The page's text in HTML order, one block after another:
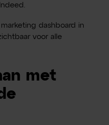
dashboard in
voor alle
met